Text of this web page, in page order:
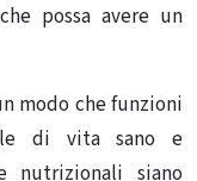
possa avere un
modo che funzioni
di vita sano e
nutrizionali siano